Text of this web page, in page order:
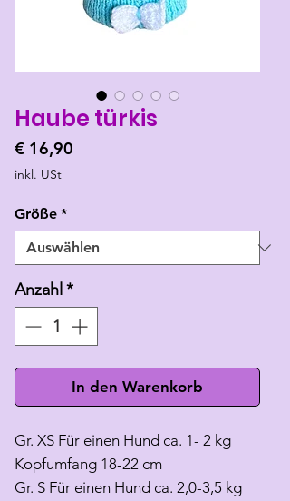
Haube türkis
€ 16,90
inkl. USt
Größe *
Anzahl *
In den Warenkorb
Gr. XS Für einen Hund ca. 1- 2 kg
Kopfumfang 18-22 cm
Gr. S Für einen Hund ca. 2,0-3,5 kg